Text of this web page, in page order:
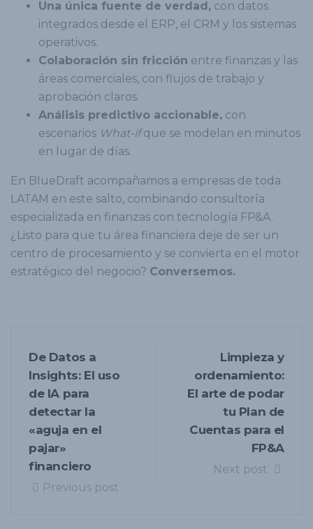
Una única fuente de verdad, con datos
integrados desde el ERP, el CRM y los sistemas
operativos.
Colaboración sin fricción entre finanzas y las
áreas comerciales, con flujos de trabajo y
aprobación claros.
Análisis predictivo accionable, con
escenarios What-ifque se modelan en minutos
en lugar de días.
En BlueDraft acompañamos a empresas de toda
LATAM en este salto, combinando consultoría
especializada en finanzas con tecnología FP&A.
¿Listo para que tu área financiera deje de ser un
centro de procesamiento y se convierta en el motor
estratégico del negocio? Conversemos.
De Datos a
Insights: El uso
de IA para
detectar la
«aguja en el
pajar»
financiero
Previous post
Limpieza y
ordenamiento:
El arte de podar
tu Plan de
Cuentas para el
FP&A
Next post